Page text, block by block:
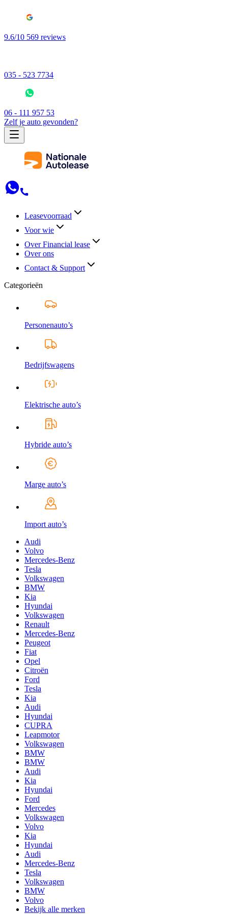
9.6/10 569 reviews
035 - 523 7734
06 - 111 957 53
Zelf je auto gevonden?
Leasevoorraad
Voor wie
Over Financial lease
Over ons
Contact & Support
Categorieën
Personenauto’s
Bedrijfswagens
Elektrische auto’s
Hybride auto’s
Marge auto’s
Import auto’s
Audi
Volvo
Mercedes-Benz
Tesla
Volkswagen
BMW
Kia
Hyundai
Volkswagen
Renault
Mercedes-Benz
Peugeot
Fiat
Opel
Citroën
Ford
Tesla
Kia
Audi
Hyundai
CUPRA
Leapmotor
Volkswagen
BMW
BMW
Audi
Kia
Hyundai
Ford
Mercedes
Volkswagen
Volvo
Kia
Hyundai
Audi
Mercedes-Benz
Tesla
Volkswagen
BMW
Volvo
Bekijk alle merken